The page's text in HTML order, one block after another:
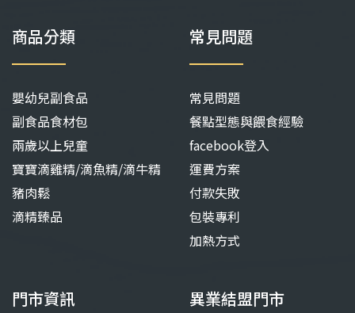
商品分類
嬰幼兒副食品
副食品食材包
兩歲以上兒童
寶寶滴雞精/滴魚精/滴牛精
豬肉鬆
滴精臻品
常見問題
常見問題
餐點型態與餵食經驗
facebook登入
運費方案
付款失敗
包裝專利
加熱方式
門市資訊 異業結盟門市